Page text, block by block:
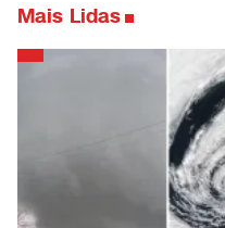
Mais Lidas